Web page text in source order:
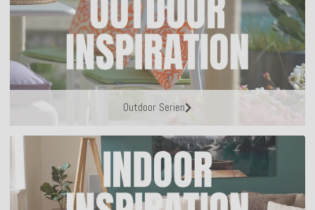
Outdoor Serien